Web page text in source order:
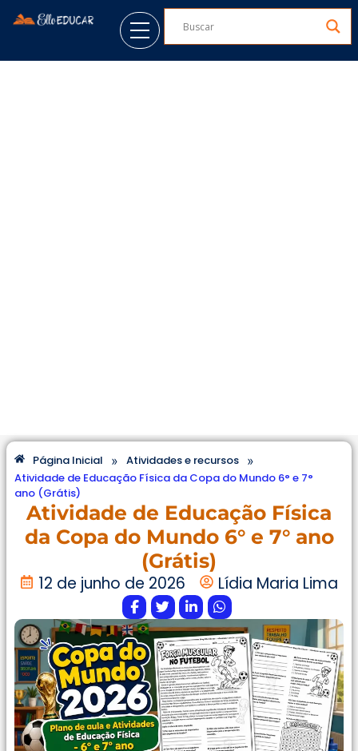
Página Inicial » Atividades e recursos »
Atividade de Educação Física da Copa do Mundo 6° e 7°
ano (Grátis)
Atividade de Educação Física
da Copa do Mundo 6° e 7° ano
(Grátis)
12 de junho de 2026 Lídia Maria Lima